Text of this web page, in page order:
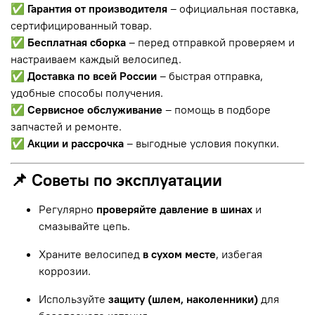
✅ Гарантия от производителя – официальная поставка,
сертифицированный товар.
✅ Бесплатная сборка – перед отправкой проверяем и
настраиваем каждый велосипед.
✅ Доставка по всей России – быстрая отправка,
удобные способы получения.
✅ Сервисное обслуживание – помощь в подборе
запчастей и ремонте.
✅ Акции и рассрочка – выгодные условия покупки.
📌 Советы по эксплуатации
Регулярно проверяйте давление в шинах и
смазывайте цепь.
Храните велосипед в сухом месте, избегая
коррозии.
Используйте защиту (шлем, наколенники) для